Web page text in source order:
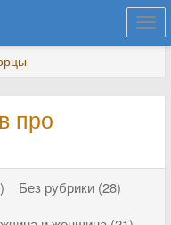
про
Без рубрики (28)